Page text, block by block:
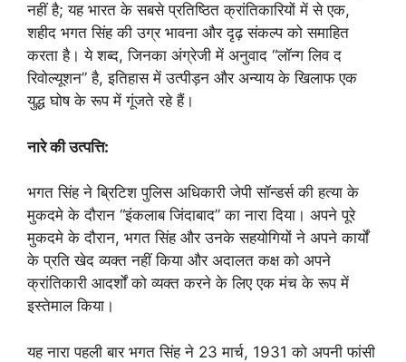
नहीं है; यह भारत के सबसे प्रतिष्ठित क्रांतिकारियों में से एक,
शहीद भगत सिंह की उग्र भावना और दृढ़ संकल्प को समाहित
करता है। ये शब्द, जिनका अंग्रेजी में अनुवाद “लॉन्ग लिव द
रिवोल्यूशन” है, इतिहास में उत्पीड़न और अन्याय के खिलाफ एक
युद्ध घोष के रूप में गूंजते रहे हैं।
नारे की उत्पत्ति:
भगत सिंह ने ब्रिटिश पुलिस अधिकारी जेपी सॉन्डर्स की हत्या के
मुकदमे के दौरान “इंकलाब जिंदाबाद” का नारा दिया। अपने पूरे
मुकदमे के दौरान, भगत सिंह और उनके सहयोगियों ने अपने कार्यों
के प्रति खेद व्यक्त नहीं किया और अदालत कक्ष को अपने
क्रांतिकारी आदर्शों को व्यक्त करने के लिए एक मंच के रूप में
इस्तेमाल किया।
यह नारा पहली बार भगत सिंह ने 23 मार्च, 1931 को अपनी फांसी